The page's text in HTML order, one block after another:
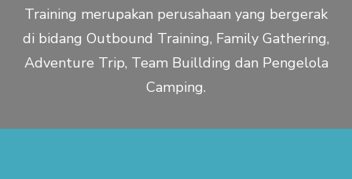
Training merupakan perusahaan yang bergerak
di bidang Outbound Training, Family Gathering,
Adventure Trip, Team Buillding dan Pengelola
Camping.